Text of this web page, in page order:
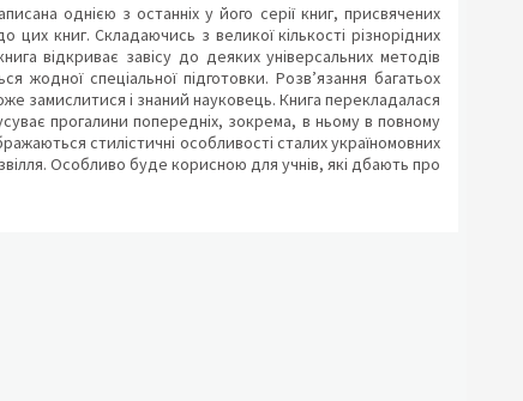
однією з останніх у його серії книг, присвячених
книг. Складаючись з великої кількості різнорідних
відкриває завісу до деяких універсальних методів
спеціальної підготовки. Розв’язання багатьох
замислитися і знаний науковець. Книга перекладалася
прогалини попередніх, зокрема, в ньому в повному
стилістичні особливості сталих україномовних
Особливо буде корисною для учнів, які дбають про